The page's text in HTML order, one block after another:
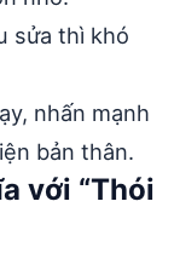
sửa thì khó
nhấn mạnh
bản thân.
với “Thói